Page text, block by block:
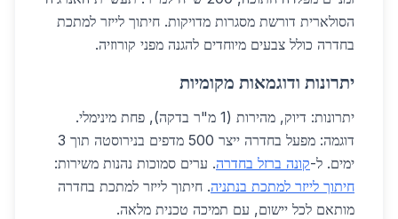
הסולארית דורשת מסגרות מדויקות. חיתוך לייזר למתכת
בחדרה כולל צבעים מיוחדים להגנה מפני קורוזיה.
יתרונות ודוגמאות מקומיות
יתרונות: דיוק, מהירות (1 מ"ר בדקה), פחת מינימלי.
דוגמה: מפעל בחדרה ייצר 500 מדפים בנירוסטה תוך 3
ימים. ל-קונה ברזל בחדרה. ערים סמוכות נהנות משירות:
חיתוך לייזר למתכת בנתניה. חיתוך לייזר למתכת בחדרה
מותאם לכל יישום, עם תמיכה טכנית מלאה.